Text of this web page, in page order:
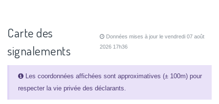
Carte des
signalements
Données mises à jour le vendredi 07 août
2026 17h36
Les coordonnées affichées sont approximatives (± 100m) pour
respecter la vie privée des déclarants.